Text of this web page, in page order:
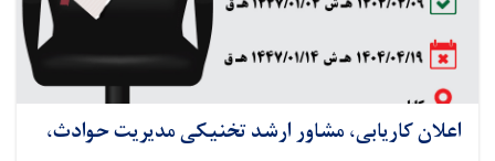
اعلان کاریابی، مشاور ارشد تخنیکی مدیریت حوادث،